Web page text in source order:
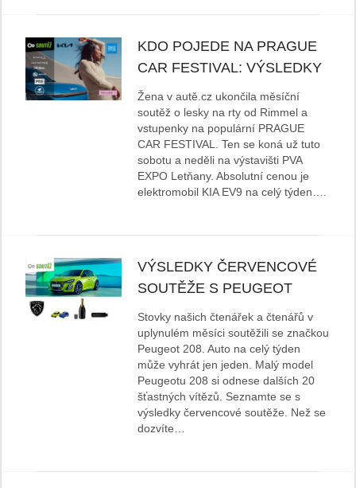
KDO POJEDE NA PRAGUE
CAR FESTIVAL: VÝSLEDKY
Žena v autě.cz ukončila měsíční
soutěž o lesky na rty od Rimmel a
vstupenky na populární PRAGUE
CAR FESTIVAL. Ten se koná už tuto
sobotu a neděli na výstavišti PVA
EXPO Letňany. Absolutní cenou je
elektromobil KIA EV9 na celý týden….
VÝSLEDKY ČERVENCOVÉ
SOUTĚŽE S PEUGEOT
Stovky našich čtenářek a čtenářů v
uplynulém měsíci soutěžili se značkou
Peugeot 208. Auto na celý týden
může vyhrát jen jeden. Malý model
Peugeotu 208 si odnese dalších 20
šťastných vítězů. Seznamte se s
výsledky červencové soutěže. Než se
dozvíte…